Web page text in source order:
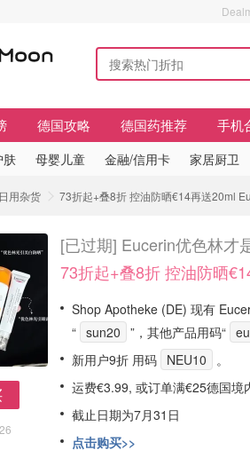
德国攻略 德国药推荐 手机
肤 母婴儿童 金融/信用卡 家居厨卫
日用杂货 73折起+叠8折 控油防晒€14再送20ml
[已过期] Eucerin优色林才
73折起+叠8折 控油防晒
Shop Apotheke (DE) 现有
“ sun20 ”，其他产品用码“
新用户9折 用码 NEU10
。
运费€3.99, 或订单满€25德国境
截止日期为7月31日
点击购买>>